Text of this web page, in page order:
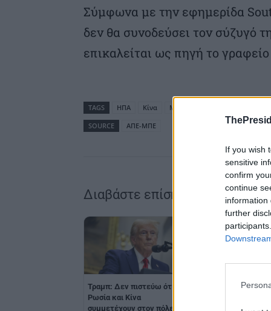
If you wish
sensitive
confirm
continue
information
further
Σύμφωνα με την εφημερίδα
δεν θα συνοδεύσει τον σύζυγό
επικαλείται ως πηγή το
TAGS ΗΠΑ Κίνα
Μέση Ανατολή
SOURCE
ΑΠΕ-ΜΠΕ
Διαβάστε επίσης
Τραμπ: Δεν πιστεύω ότι
Ρωσία και Κίνα
συμμετέχουν στον πόλεμο
Τραμπ: Ο Σι
στρατιωτικό